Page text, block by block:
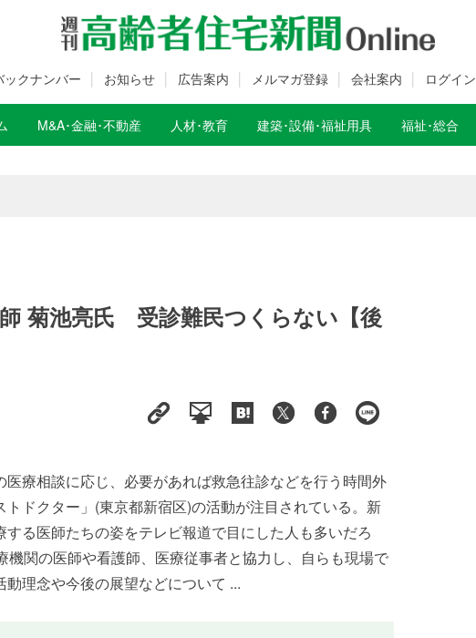
ックナンバー お知らせ 広告案内 メルマガ登録 会社案内 ログイン
M&A･金融･不動産 人材･教育 建築･設備･福祉用具 福祉･総合
菊池亮氏 受診難民つくらない【後
療相談に応じ、必要があれば救急往診などを行う時間外
ドクター」(東京都新宿区)の活動が注目されている。新
る医師たちの姿をテレビ報道で目にした人も多いだろ
機関の医師や看護師、医療従事者と協力し、自らも現場で
理念や今後の展望などについて ...